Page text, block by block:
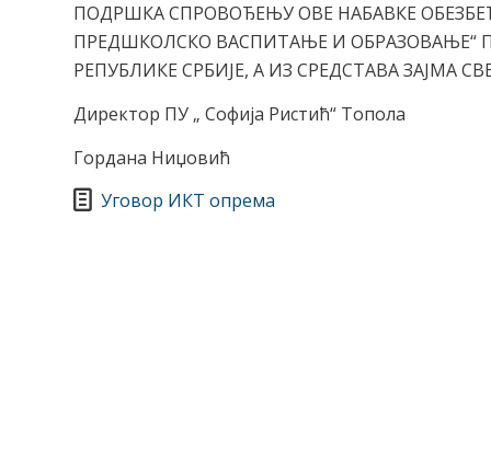
ПОДРШКА СПРОВОЂЕЊУ ОВЕ НАБАВКЕ
ПРЕДШКОЛСКО ВАСПИТАЊЕ И ОБРАЗОВАЊЕ“
РЕПУБЛИКЕ СРБИЈЕ, А ИЗ СРЕДСТАВА ЗАЈМА
Директор ПУ „ Софија Ристић“ Топола
Гордана Ниџовић
Уговор ИКТ опрема